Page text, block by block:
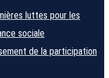
luttes pour les
sociale
de la participation